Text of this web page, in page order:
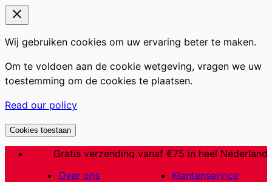
Wij gebruiken cookies om uw ervaring beter te maken.
Om te voldoen aan de cookie wetgeving, vragen we uw
toestemming om de cookies te plaatsen.
Read our policy
Cookies toestaan
Gratis verzending vanaf €75 in heel Nederland
Over ons
Klantenservice